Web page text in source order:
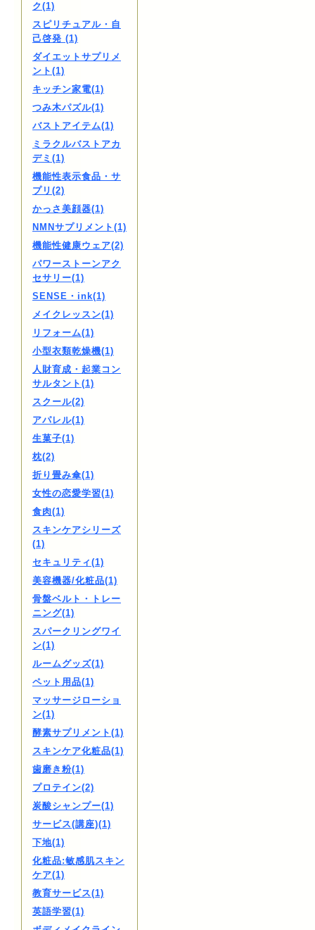
ク(1)
スピリチュアル・自
己啓発 (1)
ダイエットサプリメ
ント(1)
キッチン家電(1)
つみ木パズル(1)
バストアイテム(1)
ミラクルバストアカ
デミ(1)
機能性表示食品・サ
プリ(2)
かっさ美顔器(1)
NMNサプリメント(1)
機能性健康ウェア(2)
パワーストーンアク
セサリー(1)
SENSE・ink(1)
メイクレッスン(1)
リフォーム(1)
小型衣類乾燥機(1)
人財育成・起業コン
サルタント(1)
スクール(2)
アパレル(1)
生菓子(1)
枕(2)
折り畳み傘(1)
女性の恋愛学習(1)
食肉(1)
スキンケアシリーズ
(1)
セキュリティ(1)
美容機器/化粧品(1)
骨盤ベルト・トレー
ニング(1)
スパークリングワイ
ン(1)
ルームグッズ(1)
ペット用品(1)
マッサージローショ
ン(1)
酵素サプリメント(1)
スキンケア化粧品(1)
歯磨き粉(1)
プロテイン(2)
炭酸シャンプー(1)
サービス(講座)(1)
下地(1)
化粧品:敏感肌スキン
ケア(1)
教育サービス(1)
英語学習(1)